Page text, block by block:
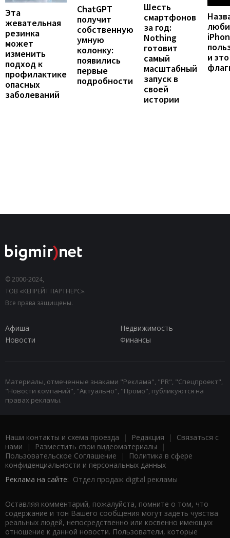
Эта
жевательная
резинка
может
изменить
подход к
профилактике
опасных
заболеваний
ChatGPT
получит
собственную
умную
колонку:
появились
первые
подробности
Шесть
смартфонов
за год:
Nothing
готовит
самый
масштабный
запуск в
своей
истории
и
© 2000-2024,
ТОВ «КЕПРЕЙТ ПАРТНЕРС».
Все права защищены.
Афиша
Недвижимость
Новости
Финансы
Материалы, отмеченные знаками "Реклама", "PR", "Спецпроект",
"Новости компаний", "Актуально", "Промо", публикуются на
правах рекламы.
Наши контакты и схема проезда | Редакция | Связаться с
нами | Разместить свои видеоматериалы |
Пользовательское Соглашение |
Политика в сфере
конфиденциальности и персональных данных
Реклама на сайте: Отдел продаж digital рекламы
Оставляя комментарий, пожалуйста, помните о том, что
содержание и тон Вашего сообщения могут задеть чувства
реальных людей, непосредственно или косвенно имеющих
отношение к данной новости. Пользователи, которые